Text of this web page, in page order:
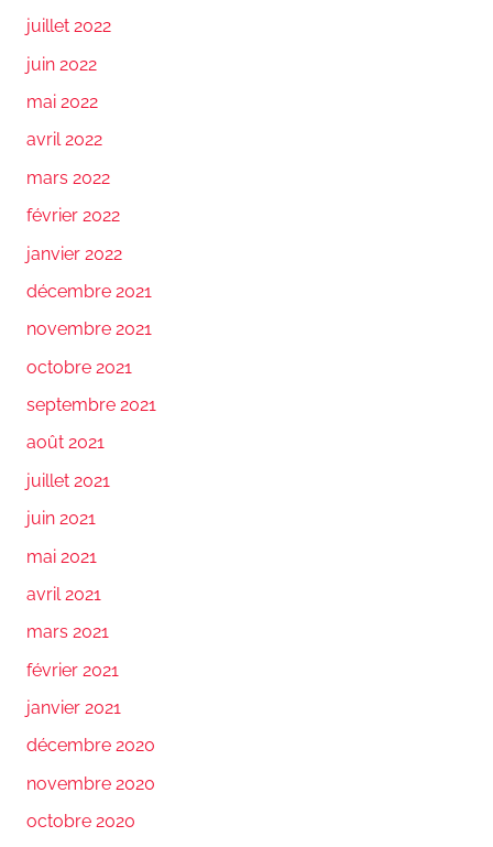
juillet 2022
juin 2022
mai 2022
avril 2022
mars 2022
février 2022
janvier 2022
décembre 2021
novembre 2021
octobre 2021
septembre 2021
août 2021
juillet 2021
juin 2021
mai 2021
avril 2021
mars 2021
février 2021
janvier 2021
décembre 2020
novembre 2020
octobre 2020